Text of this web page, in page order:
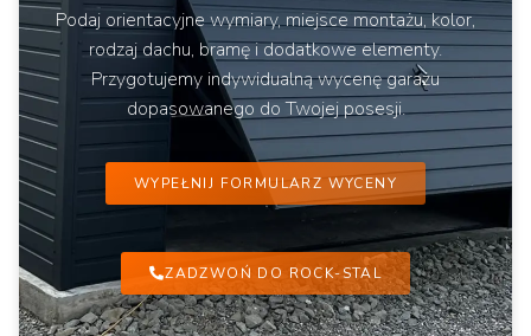
Podaj orientacyjne wymiary, miejsce montażu, kolor,
rodzaj dachu, bramę i dodatkowe elementy.
Przygotujemy indywidualną wycenę garażu
dopasowanego do Twojej posesji.
WYPEŁNIJ FORMULARZ WYCENY
ZADZWOŃ DO ROCK-STAL